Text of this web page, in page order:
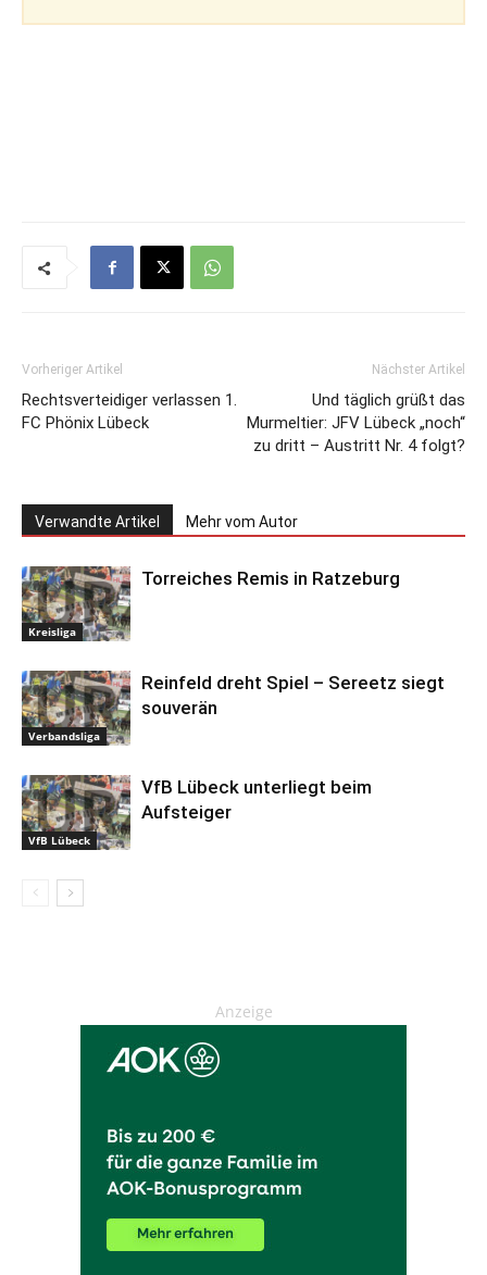
Vorheriger Artikel
Rechtsverteidiger verlassen 1.
FC Phönix Lübeck
Nächster Artikel
Und täglich grüßt das
Murmeltier: JFV Lübeck „noch“
zu dritt – Austritt Nr. 4 folgt?
Verwandte Artikel Mehr vom Autor
Kreisliga
Torreiches Remis in Ratzeburg
Verbandsliga
Reinfeld dreht Spiel – Sereetz siegt
souverän
VfB Lübeck
VfB Lübeck unterliegt beim
Aufsteiger
Anzeige